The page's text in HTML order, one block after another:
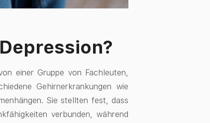
einer Gruppe von Fachleuten,
Gehirnerkrankungen wie
Sie stellten fest, dass
verbunden, während